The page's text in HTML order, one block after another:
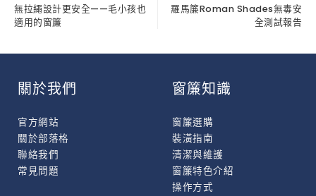
無拉繩設計更安全——毛小孩也
適用的窗簾
羅馬簾Roman Shades無毒安
全測試報告
關於我們
官方網站
關於部落格
聯絡我們
常見問題
窗簾知識
窗簾選購
裝潢指南
清潔與維護
窗簾特色介紹
操作方式